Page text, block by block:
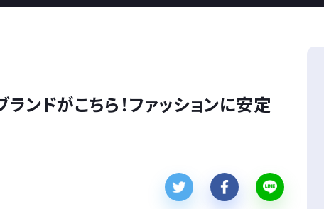
ンドがこちら！ファッションに安定